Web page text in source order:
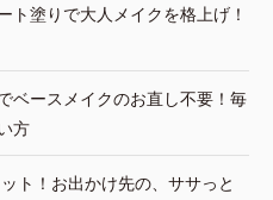
ト塗りで大人メイクを格上げ！
ベースメイクのお直し不要！毎
方
ト！お出かけ先の、ササっと